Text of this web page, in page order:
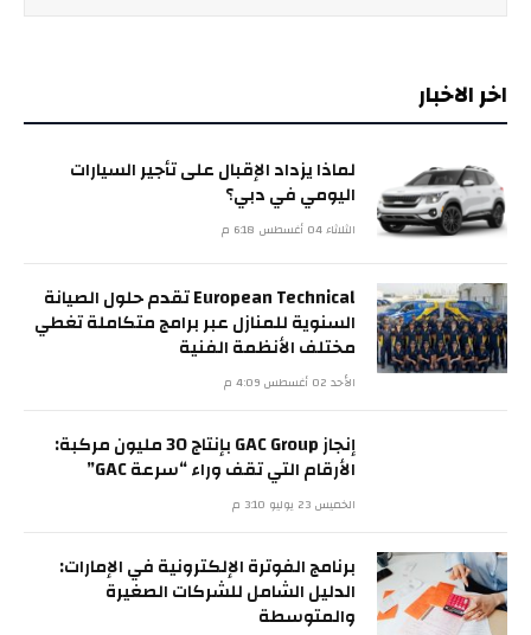
اخر الاخبار
لماذا يزداد الإقبال على تأجير السيارات
اليومي في دبي؟
الثلاثاء 04 أغسطس 6:18 م
European Technical تقدم حلول الصيانة
السنوية للمنازل عبر برامج متكاملة تغطي
مختلف الأنظمة الفنية
الأحد 02 أغسطس 4:09 م
إنجاز GAC Group بإنتاج 30 مليون مركبة:
الأرقام التي تقف وراء “سرعة GAC”
الخميس 23 يوليو 3:10 م
برنامج الفوترة الإلكترونية في الإمارات:
الدليل الشامل للشركات الصغيرة
والمتوسطة